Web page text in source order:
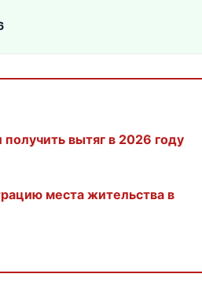
вытяг в 2026 году
места жительства в